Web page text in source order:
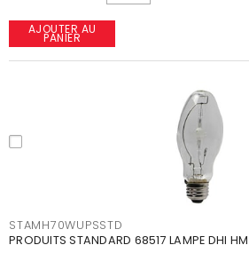
AJOUTER AU
PANIER
STAMH70WUPSSTD
PRODUITS STANDARD 68517 LAMPE DHI